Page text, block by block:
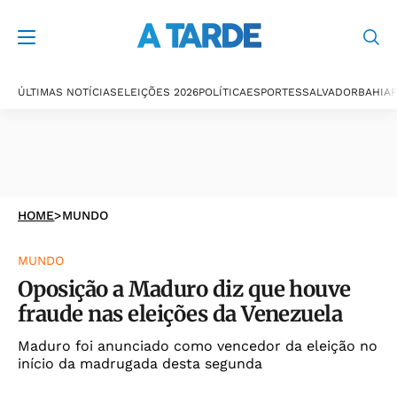
ÚLTIMAS NOTÍCIASELEIÇÕES 2026POLÍTICAESPORTESSALVADORBAHIA
HOME>MUNDO
MUNDO
Oposição a Maduro diz que houve
fraude nas eleições da Venezuela
Maduro foi anunciado como vencedor da eleição no
início da madrugada desta segunda